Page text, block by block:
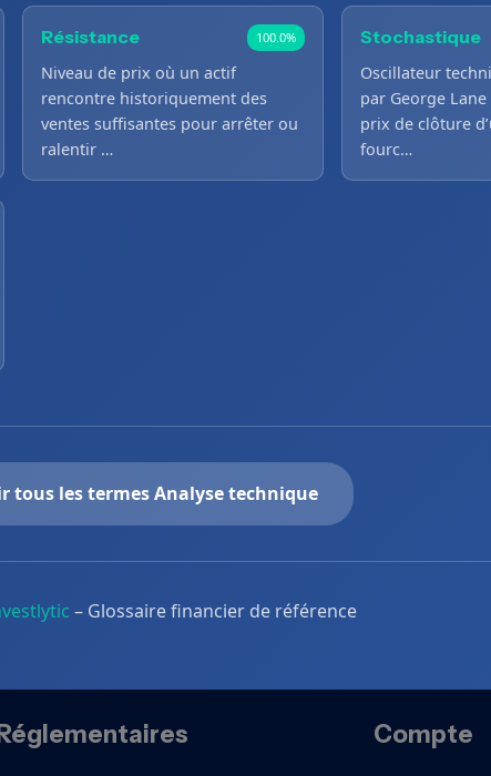
Résistance 100.0%
Niveau de prix où un actif
rencontre historiquement des
ventes suffisantes pour arrêter ou
ralentir …
Stochastique
Oscillateur
par George
prix de clôture
fourc…
tous les termes Analyse technique
– Glossaire financier de référence
Compte